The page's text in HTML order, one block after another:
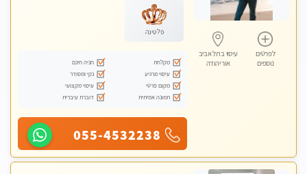
לפרטים
נוספים
עיסוי בתל אביב
אור יהודה
פלטינה
מקלחת
חניה חינם
עיסוי מרגיע
נקי ומסודר
מקום פרטי
עיסוי מקצועי
תמונה אמיתית
דוברת עיברית
055-4532238